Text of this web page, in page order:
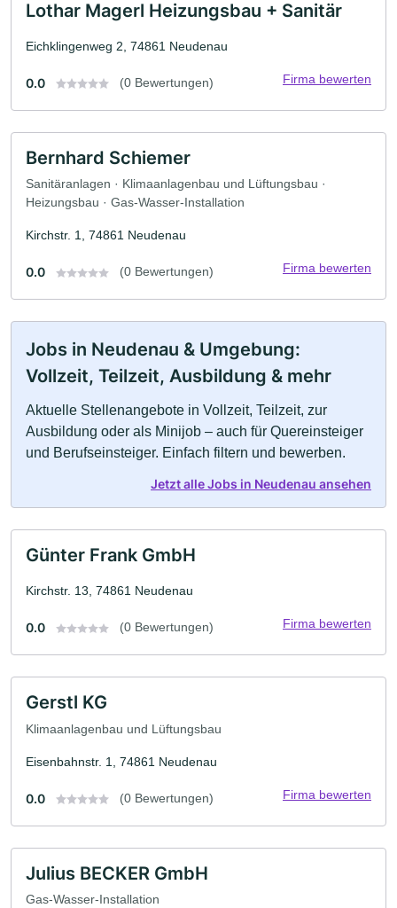
Lothar Magerl Heizungsbau + Sanitär
Eichklingenweg 2, 74861 Neudenau
0.0 (0 Bewertungen) Firma bewerten
Bernhard Schiemer
Sanitäranlagen · Klimaanlagenbau und Lüftungsbau ·
Heizungsbau · Gas-Wasser-Installation
Kirchstr. 1, 74861 Neudenau
0.0 (0 Bewertungen) Firma bewerten
Jobs in Neudenau & Umgebung:
Vollzeit, Teilzeit, Ausbildung & mehr
Aktuelle Stellenangebote in Vollzeit, Teilzeit, zur
Ausbildung oder als Minijob – auch für Quereinsteiger
und Berufseinsteiger. Einfach filtern und bewerben.
Jetzt alle Jobs in Neudenau ansehen
Günter Frank GmbH
Kirchstr. 13, 74861 Neudenau
0.0 (0 Bewertungen) Firma bewerten
Gerstl KG
Klimaanlagenbau und Lüftungsbau
Eisenbahnstr. 1, 74861 Neudenau
0.0 (0 Bewertungen) Firma bewerten
Julius BECKER GmbH
Gas-Wasser-Installation